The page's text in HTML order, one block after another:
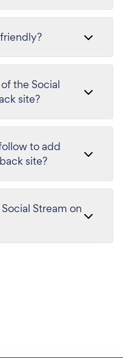
the Social
site?
to add
site?
Stream on